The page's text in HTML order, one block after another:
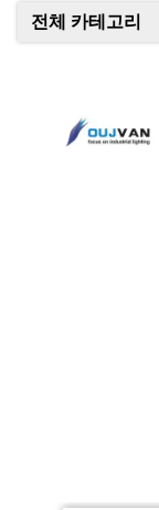
전체 카테고리